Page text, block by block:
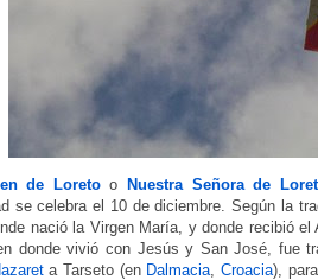
de Loretoo Nuestra Señora de
se celebra el 10 de diciembre. Según la
nació la Virgen María, y donde recibió
donde vivió con Jesús y San José, fue
a Tarseto (en Dalmacia ,Croacia),